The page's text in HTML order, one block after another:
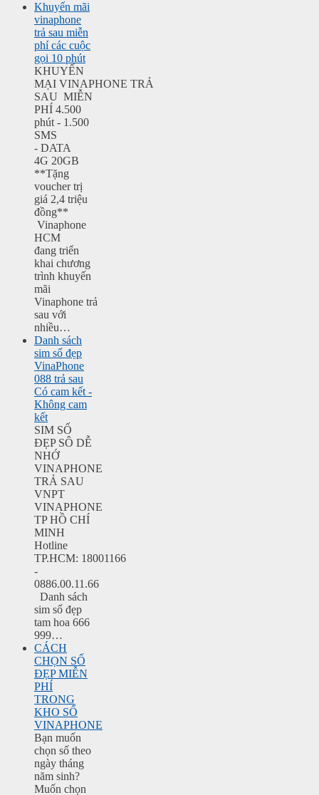
Khuyến mãi
vinaphone
trả sau miễn
phí các cuộc
gọi 10 phút
KHUYẾN
MẠI VINAPHONE TRẢ
SAU MIỄN
PHÍ 4.500
phút - 1.500
SMS
- DATA
4G 20GB
**Tặng
voucher trị
giá 2,4 triệu
đồng**
Vinaphone
HCM
đang triển
khai chương
trình khuyến
mãi
Vinaphone trả
sau với
nhiều…
Danh sách
sim số đẹp
VinaPhone
088 trả sau
Có cam kết -
Không cam
kết
SIM SỐ
ĐẸP SÔ DỄ
NHỚ
VINAPHONE
TRẢ SAU
VNPT
VINAPHONE
TP HỒ CHÍ
MINH
Hotline
TP.HCM: 18001166
-
0886.00.11.66
Danh sách
sim số đẹp
tam hoa 666
999…
CÁCH
CHỌN SỐ
ĐẸP MIỄN
PHÍ
TRONG
KHO SỐ
VINAPHONE
Bạn muốn
chọn số theo
ngày tháng
năm sinh?
Muốn chọn